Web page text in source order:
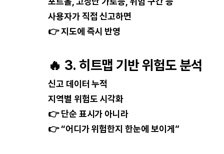
사용자가 직접 신고하면
👉 지도에 즉시 반영
🔥 3. 히트맵 기반 위험도 분석
신고 데이터 누적
지역별 위험도 시각화
👉 단순 표시가 아니라
👉 “어디가 위험한지 한눈에 보이게”